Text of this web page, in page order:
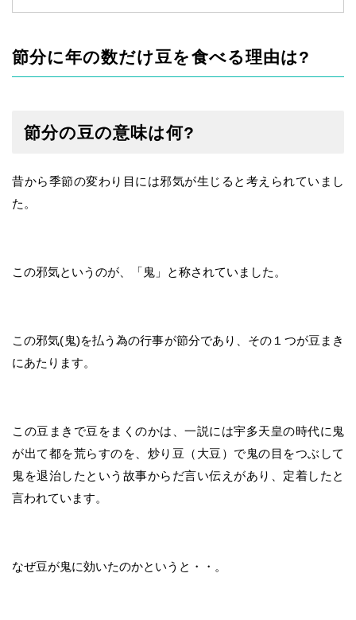
節分に年の数だけ豆を食べる理由は?
節分の豆の意味は何?
昔から季節の変わり目には邪気が生じると考えられていまし
た。
この邪気というのが、「鬼」と称されていました。
この邪気(鬼)を払う為の行事が節分であり、その１つが豆まき
にあたります。
この豆まきで豆をまくのかは、一説には宇多天皇の時代に鬼
が出て都を荒らすのを、炒り豆（大豆）で鬼の目をつぶして
鬼を退治したという故事からだ言い伝えがあり、定着したと
言われています。
なぜ豆が鬼に効いたのかというと・・。